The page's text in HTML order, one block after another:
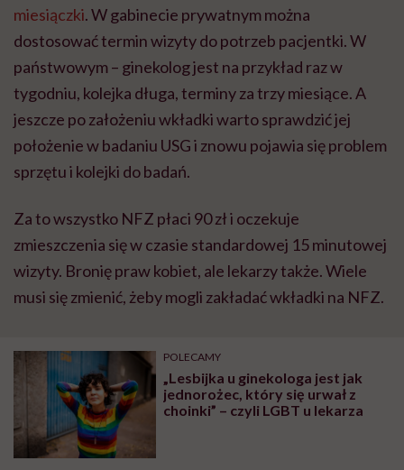
miesiączki. W gabinecie prywatnym można
dostosować termin wizyty do potrzeb pacjentki. W
państwowym – ginekolog jest na przykład raz w
tygodniu, kolejka długa, terminy za trzy miesiące. A
jeszcze po założeniu wkładki warto sprawdzić jej
położenie w badaniu USG i znowu pojawia się problem
sprzętu i kolejki do badań.
Za to wszystko NFZ płaci 90 zł i oczekuje
zmieszczenia się w czasie standardowej 15 minutowej
wizyty. Bronię praw kobiet, ale lekarzy także. Wiele
musi się zmienić, żeby mogli zakładać wkładki na NFZ.
POLECAMY
„Lesbijka u ginekologa jest jak
jednorożec, który się urwał z
choinki” – czyli LGBT u lekarza